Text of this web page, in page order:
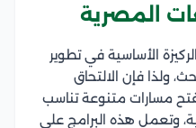
المصرية
الأساسية في تطوير
ولذا فإن الالتحاق
يفتح مسارات متنوعة تناسب
وتعمل هذه البرامج على